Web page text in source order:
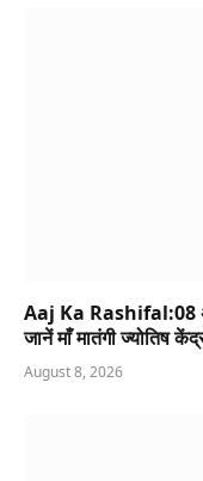
Aaj Ka Rashifal:08
जानें माँ मातंगी ज्योतिष
August 8, 2026